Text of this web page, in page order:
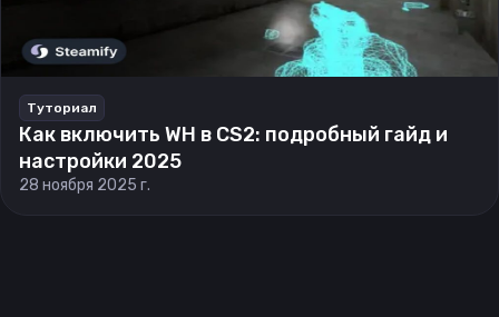
Туториал
Как включить WH в CS2: подробный гайд и
настройки 2025
28 ноября 2025 г.